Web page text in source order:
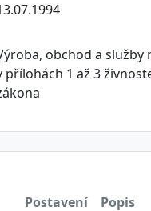
obchod a služby
přílohách 1 až 3
Postavení Popis